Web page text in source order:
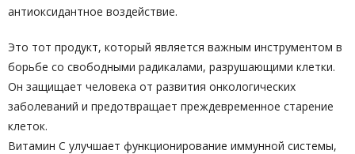
антиоксидантное воздействие.
Это тот продукт, который является важным инструментом в
борьбе со свободными радикалами, разрушающими клетки.
Он защищает человека от развития онкологических
заболеваний и предотвращает преждевременное старение
клеток.
Витамин С улучшает функционирование иммунной системы,